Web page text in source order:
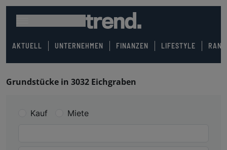
AKTUELL UNTERNEHMEN FINANZEN LIFESTYLE
Grundstücke in 3032 Eichgraben
Kauf Miete